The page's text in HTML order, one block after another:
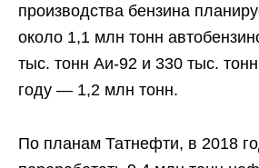
производства бензина
около 1,1 млн тонн
тыс. тонн Аи-92 и 330 тыс.
году — 1,2 млн тонн.
По планам Татнефти, в 2018